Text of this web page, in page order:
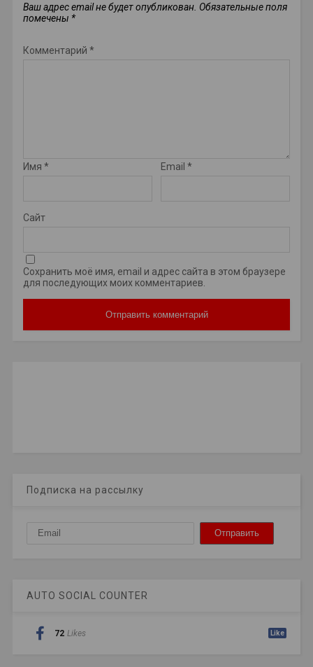
Ваш адрес email не будет опубликован. Обязательные поля
помечены *
Комментарий *
Имя * Email *
Сайт
Сохранить моё имя, email и адрес сайта в этом браузере
для последующих моих комментариев.
Подписка на рассылку
AUTO SOCIAL COUNTER
72 Likes Like